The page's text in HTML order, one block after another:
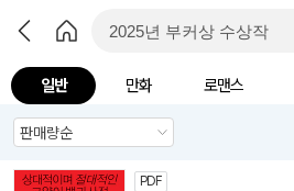
일반 만화 로맨스
PDF